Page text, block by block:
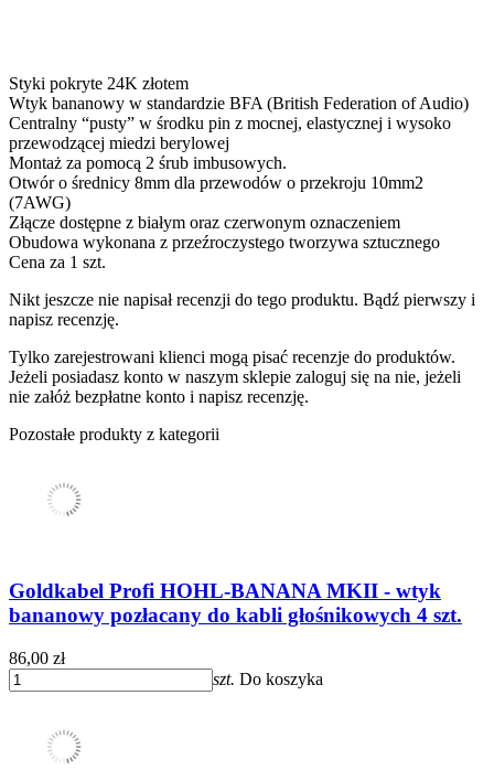
Styki pokryte 24K złotem
Wtyk bananowy w standardzie BFA (British Federation of Audio)
Centralny “pusty” w środku pin z mocnej, elastycznej i wysoko
przewodzącej miedzi berylowej
Montaż za pomocą 2 śrub imbusowych.
Otwór o średnicy 8mm dla przewodów o przekroju 10mm2
(7AWG)
Złącze dostępne z białym oraz czerwonym oznaczeniem
Obudowa wykonana z przeźroczystego tworzywa sztucznego
Cena za 1 szt.
Nikt jeszcze nie napisał recenzji do tego produktu. Bądź pierwszy i
napisz recenzję.
Tylko zarejestrowani klienci mogą pisać recenzje do produktów.
Jeżeli posiadasz konto w naszym sklepie zaloguj się na nie, jeżeli
nie załóż bezpłatne konto i napisz recenzję.
Pozostałe produkty z kategorii
Goldkabel Profi HOHL-BANANA MKII - wtyk
bananowy pozłacany do kabli głośnikowych 4 szt.
86,00 zł
szt. Do koszyka